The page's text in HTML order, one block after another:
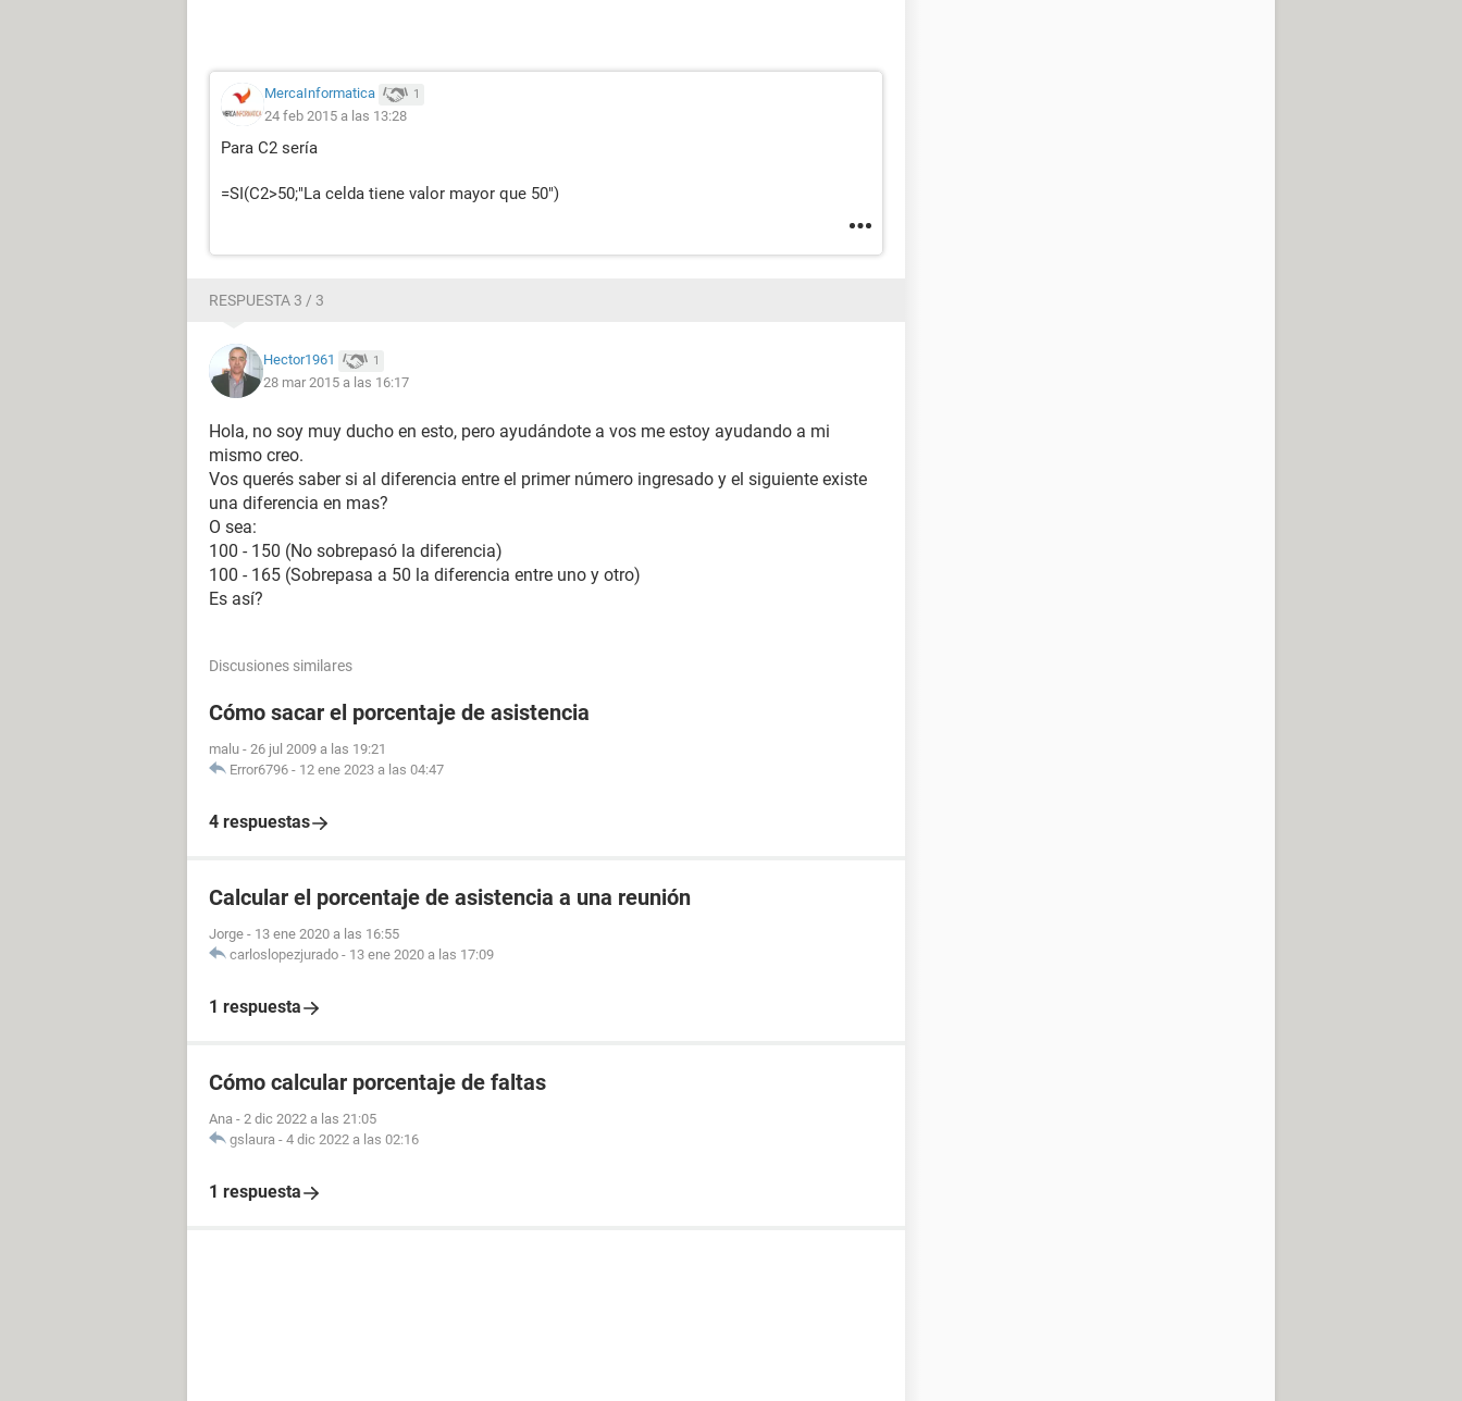
MercaInformatica 1
24 feb 2015 a las 13:28
Para C2 sería
=SI(C2>50;"La celda tiene valor mayor que 50")
RESPUESTA 3 / 3
Hector1961 1
28 mar 2015 a las 16:17
Hola, no soy muy ducho en esto, pero ayudándote a vos me estoy ayudando a mi
mismo creo.
Vos querés saber si al diferencia entre el primer número ingresado y el siguiente existe
una diferencia en mas?
O sea:
100 - 150 (No sobrepasó la diferencia)
100 - 165 (Sobrepasa a 50 la diferencia entre uno y otro)
Es así?
Discusiones similares
Cómo sacar el porcentaje de asistencia
malu - 26 jul 2009 a las 19:21
Error6796 - 12 ene 2023 a las 04:47
4 respuestas
Calcular el porcentaje de asistencia a una reunión
Jorge - 13 ene 2020 a las 16:55
carloslopezjurado - 13 ene 2020 a las 17:09
1 respuesta
Cómo calcular porcentaje de faltas
Ana - 2 dic 2022 a las 21:05
gslaura - 4 dic 2022 a las 02:16
1 respuesta